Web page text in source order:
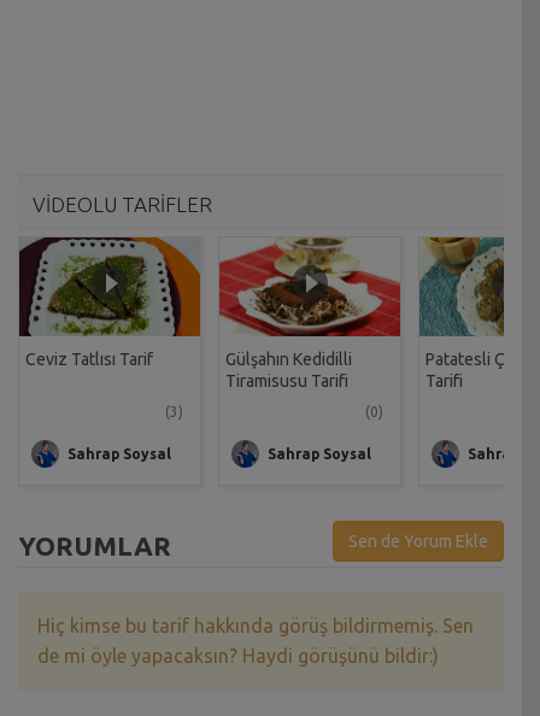
VİDEOLU TARİFLER
Ceviz Tatlısı Tarif
(3)
Sahrap Soysal
Gülşahın Kedidilli
Tiramisusu Tarifi
(0)
Sahrap Soysal
Patatesli Çıtır
Tarifi
Sahrap
YORUMLAR Sen de Yorum Ekle
Hiç kimse bu tarif hakkında görüş bildirmemiş. Sen
de mi öyle yapacaksın? Haydi görüşünü bildir:)